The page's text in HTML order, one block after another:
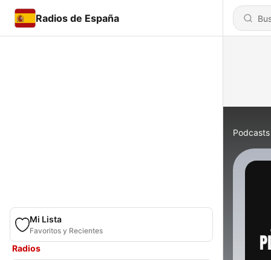
Radios de España
Mi Lista
Favoritos y Recientes
Radios
Podcasts